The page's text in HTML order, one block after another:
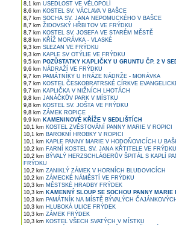
8,1 km USEDLOST VE VĚLOPOLÍ
8,6 km KOSTEL SV. VÁCLAVA V BAŠCE
8,7 km SOCHA SV. JANA NEPOMUCKÉHO V BAŠCE
8,7 km ŽIDOVSKÝ HŘBITOV VE FRÝDKU
8,7 km KOSTEL SV. JOSEFA VE STARÉM MĚSTĚ
8,8 km KŘÍŽ MORÁVKA - VLASKÉ
9,3 km SLEZAN VE FRÝDKU
9,3 km KAPLE SV OTÝLIE VE FRÝDKU
9,5 km POZŮSTATKY KAPLIČKY U GRUNTU ČP. 2 V
9,6 km NÁDRAŽÍ VE FRÝDKU
9,7 km PAMÁTNÍKY U HRÁZE NÁDRŽE - MORÁVKA
9,7 km KOSTEL ČESKOBRATRSKÉ CÍRKVE
9,7 km KAPLIČKA V NIŽNÍCH LHOTÁCH
9,8 km JANÁČKŮV PARK V MÍSTKU
9,8 km KOSTEL SV. JOŠTA VE FRÝDKU
9,8 km ZÁMEK ROPICE
9,9 km KAMENINOVÉ KŘÍŽE V SEDLIŠTÍCH
10,1 km KOSTEL ZVĚSTOVÁNÍ PANNY MARIE V ROPICI
10,1 km BAROKNÍ HROBKY V ROPICI
10,1 km KAPLE PANNY MARIE V HODOŇOVICÍCH U
10,2 km FARNÍ KOSTEL SV. JANA KŘTITELE VE FRÝDKU
10,2 km BÝVALÝ HERZSCHLÁGERŮV ŠPITÁL S KAPLÍ
FRÝDKU
10,2 km ZANIKLÝ ZÁMEK V HORNÍCH BLUDOVICÍCH
10,2 km ZÁMECKÉ NÁMĚSTÍ VE FRÝDKU
10,3 km MĚSTSKÉ HRADBY FRÝDEK
10,3 km KAMENNÝ SLOUP SE SOCHOU PANNY
10,3 km PAMÁTNÍK NA MÍSTĚ BÝVALÝCH
10,3 km HLUBOKÁ ULICE FRÝDEK
10,3 km ZÁMEK FRÝDEK
10,3 km KOSTEL VŠECH SVATÝCH V MÍSTKU